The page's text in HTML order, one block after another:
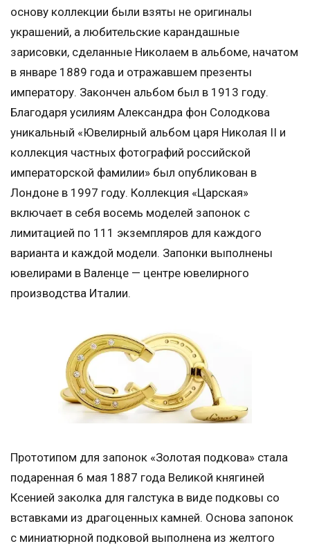
основу коллекции были взяты не оригиналы
украшений, а любительские карандашные
зарисовки, сделанные Николаем в альбоме, начатом
в январе 1889 года и отражавшем презенты
императору. Закончен альбом был в 1913 году.
Благодаря усилиям Александра фон Солодкова
уникальный «Ювелирный альбом царя Николая II и
коллекция частных фотографий российской
императорской фамилии» был опубликован в
Лондоне в 1997 году. Коллекция «Царская»
включает в себя восемь моделей запонок с
лимитацией по 111 экземпляров для каждого
варианта и каждой модели. Запонки выполнены
ювелирами в Валенце — центре ювелирного
производства Италии.
Прототипом для запонок «Золотая подкова» стала
подаренная 6 мая 1887 года Великой княгиней
Ксенией заколка для галстука в виде подковы со
вставками из драгоценных камней. Основа запонок
с миниатюрной подковой выполнена из желтого